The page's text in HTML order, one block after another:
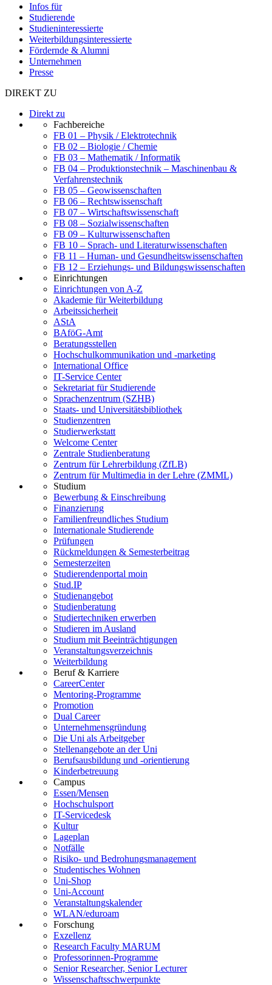
Infos für
Studierende
Studieninteressierte
Weiterbildungsinteressierte
Fördernde & Alumni
Unternehmen
Presse
DIREKT ZU
Direkt zu
Fachbereiche
FB 01 – Physik / Elektrotechnik
FB 02 – Biologie / Chemie
FB 03 – Mathematik / Informatik
FB 04 – Produktionstechnik – Maschinenbau &
Verfahrenstechnik
FB 05 – Geowissenschaften
FB 06 – Rechtswissenschaft
FB 07 – Wirtschaftswissenschaft
FB 08 – Sozialwissenschaften
FB 09 – Kulturwissenschaften
FB 10 – Sprach- und Literaturwissenschaften
FB 11 – Human- und Gesundheitswissenschaften
FB 12 – Erziehungs- und Bildungswissenschaften
Einrichtungen
Einrichtungen von A-Z
Akademie für Weiterbildung
Arbeitssicherheit
AStA
BAföG-Amt
Beratungsstellen
Hochschulkommunikation und -marketing
International Office
IT-Service Center
Sekretariat für Studierende
Sprachenzentrum (SZHB)
Staats- und Universitätsbibliothek
Studienzentren
Studierwerkstatt
Welcome Center
Zentrale Studienberatung
Zentrum für Lehrerbildung (ZfLB)
Zentrum für Multimedia in der Lehre (ZMML)
Studium
Bewerbung & Einschreibung
Finanzierung
Familienfreundliches Studium
Internationale Studierende
Prüfungen
Rückmeldungen & Semesterbeitrag
Semesterzeiten
Studierendenportal moin
Stud.IP
Studienangebot
Studienberatung
Studiertechniken erwerben
Studieren im Ausland
Studium mit Beeinträchtigungen
Veranstaltungsverzeichnis
Weiterbildung
Beruf & Karriere
CareerCenter
Mentoring-Programme
Promotion
Dual Career
Unternehmensgründung
Die Uni als Arbeitgeber
Stellenangebote an der Uni
Berufsausbildung und -orientierung
Kinderbetreuung
Campus
Essen/Mensen
Hochschulsport
IT-Servicedesk
Kultur
Lageplan
Notfälle
Risiko- und Bedrohungsmanagement
Studentisches Wohnen
Uni-Shop
Uni-Account
Veranstaltungskalender
WLAN/eduroam
Forschung
Exzellenz
Research Faculty MARUM
Professorinnen-Programme
Senior Researcher, Senior Lecturer
Wissenschaftsschwerpunkte